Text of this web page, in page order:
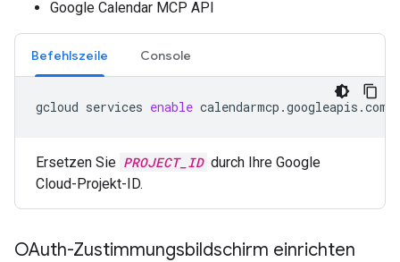
Google Calendar MCP API
Befehlszeile Console
gcloud services enable calendarmcp.googleapis.com
Ersetzen Sie PROJECT_ID durch Ihre Google
Cloud-Projekt-ID.
OAuth-Zustimmungsbildschirm einrichten